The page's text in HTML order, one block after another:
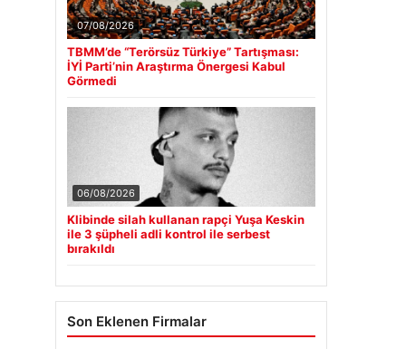
07/08/2026
TBMM’de “Terörsüz Türkiye” Tartışması:
İYİ Parti’nin Araştırma Önergesi Kabul
Görmedi
06/08/2026
Klibinde silah kullanan rapçi Yuşa Keskin
ile 3 şüpheli adli kontrol ile serbest
bırakıldı
Son Eklenen Firmalar